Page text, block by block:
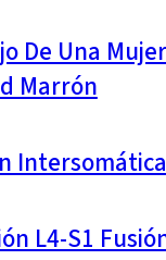
De Una
Marrón
L4-S1